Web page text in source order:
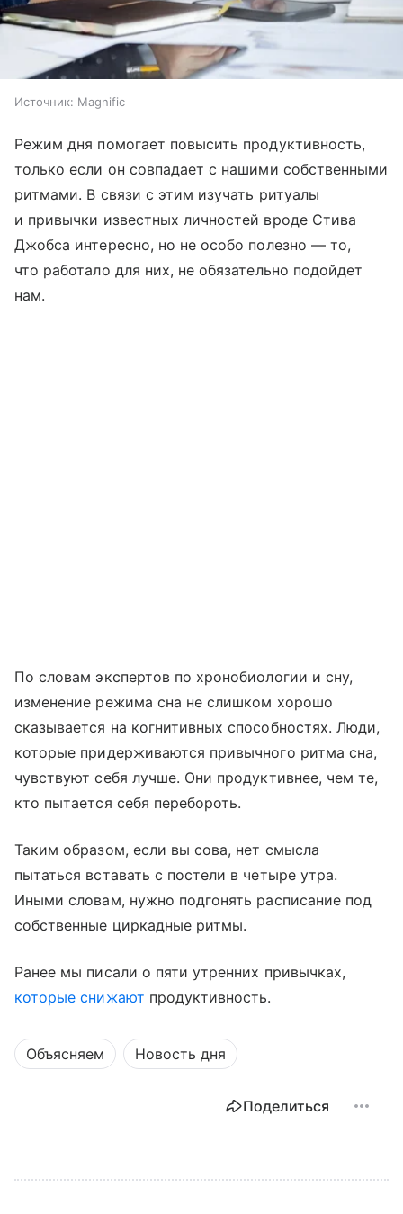
Источник: Magnific
Режим дня помогает повысить продуктивность,
только если он совпадает с нашими собственными
ритмами. В связи с этим изучать ритуалы
и привычки известных личностей вроде Стива
Джобса интересно, но не особо полезно — то,
что работало для них, не обязательно подойдет
нам.
По словам экспертов по хронобиологии и сну,
изменение режима сна не слишком хорошо
сказывается на когнитивных способностях. Люди,
которые придерживаются привычного ритма сна,
чувствуют себя лучше. Они продуктивнее, чем те,
кто пытается себя перебороть.
Таким образом, если вы сова, нет смысла
пытаться вставать с постели в четыре утра.
Иными словам, нужно подгонять расписание под
собственные циркадные ритмы.
Ранее мы писали о пяти утренних привычках,
которые снижают продуктивность.
Объясняем Новость дня
Поделиться